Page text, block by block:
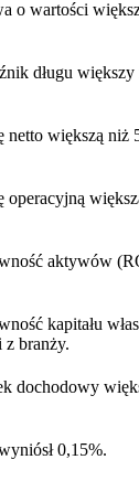
o wartości
długu
netto większą niż
operacyjną
aktywów
kapitału
z branży.
dochodowy
0,15%.